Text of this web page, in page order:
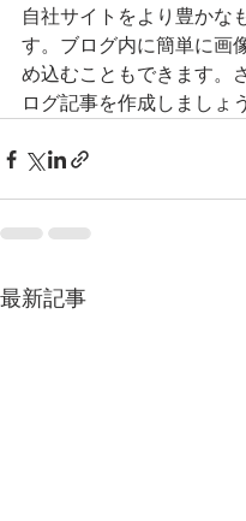
自社サイトをより豊かな
す。ブログ内に簡単に画
め込むこともできます。
ログ記事を作成しましょ
最新記事